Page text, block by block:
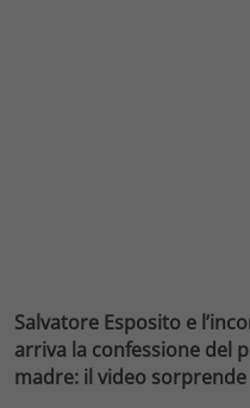
Salvatore Esposito e
arriva la confessione del
madre: il video